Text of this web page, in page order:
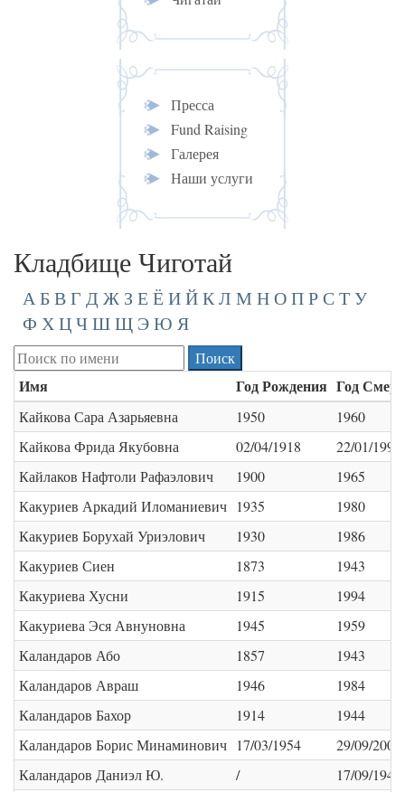
Пресса
Fund Raising
Галерея
Наши услуги
Кладбище Чиготай
АБВГ Д Ж З ЕЁИЙКЛ М НОПРСТУ
Ф ХЦЧШЩ ЭЮ Я
Имя Год Рождения Год
Кайкова Сара Азарьяевна 1950
1960
Кайкова Фрида Якубовна
02/04/1918
22/01/1996
Кайлаков Нафтоли Рафаэлович
1900
1965
Какуриев Аркадий Иломаниевич 1935
1980
Какуриев Борухай Уриэлович
1930
1986
Какуриев Сиен
1873
1943
Какуриева Хусни
1915
1994
Какуриева Эся Авнуновна
1945
1959
Каландаров Або
1857
1943
Каландаров Авраш
1946
1984
Каландаров Бахор
1914
1944
Каландаров Борис Минаминович 17/03/1954
29/09/2006
Каландаров Даниэл Ю.
/
17/09/1942